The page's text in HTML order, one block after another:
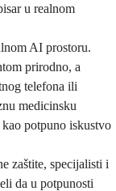
u realnom
AI prostoru.
prirodno, a
telefona ili
medicinsku
potpuno iskustvo
zaštite, specijalisti i
da u potpunosti